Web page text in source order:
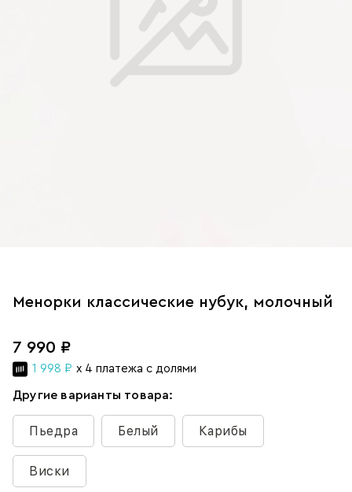
Менорки классические нубук, молочный
7 990 ₽
1 998 ₽ x 4 платежа с долями
Другие варианты товара:
Пьедра Белый Карибы
Виски